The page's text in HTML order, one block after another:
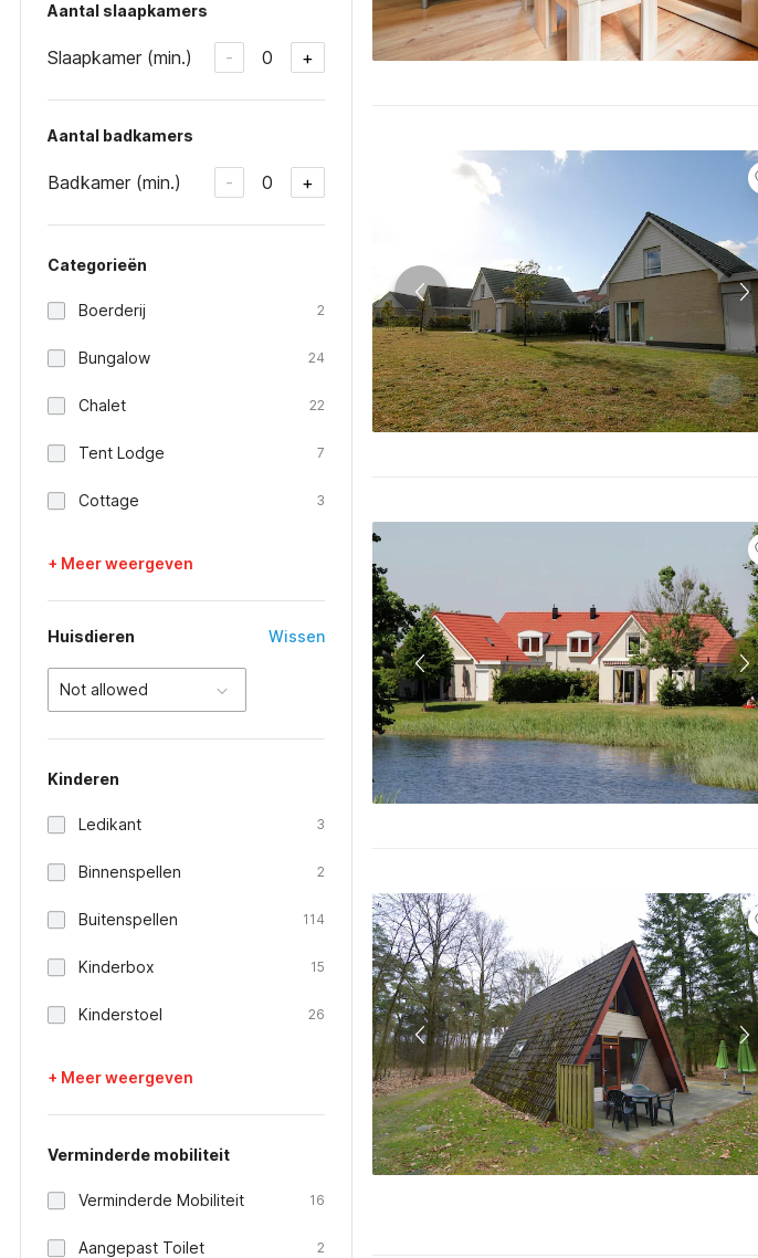
Aantal slaapkamers
Slaapkamer (min.) - 0 +
Aantal badkamers
Badkamer (min.) - 0 +
Categorieën
Boerderij 2
Bungalow 24
Chalet 22
Tent Lodge 7
Cottage 3
+ Meer weergeven
Huisdieren Wissen
Not allowed
Kinderen
Ledikant 3
Binnenspellen 2
Buitenspellen 114
Kinderbox 15
Kinderstoel 26
+ Meer weergeven
Verminderde mobiliteit
Verminderde Mobiliteit 16
Aangepast Toilet 2